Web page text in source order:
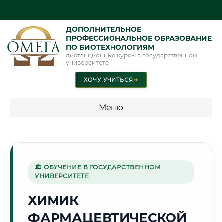
ДОПОЛНИТЕЛЬНОЕ
ПРОФЕССИОНАЛЬНОЕ ОБРАЗОВАНИЕ
ПО БИОТЕХНОЛОГИЯМ
дистанционные курсы в государственном
университете
ХОЧУ УЧИТЬСЯ➜
Меню
Г. ЭНГЕЛЬС
🏛 ОБУЧЕНИЕ В ГОСУДАРСТВЕННОМ
УНИВЕРСИТЕТЕ
ХИМИК
ФАРМАЦЕВТИЧЕСКОЙ